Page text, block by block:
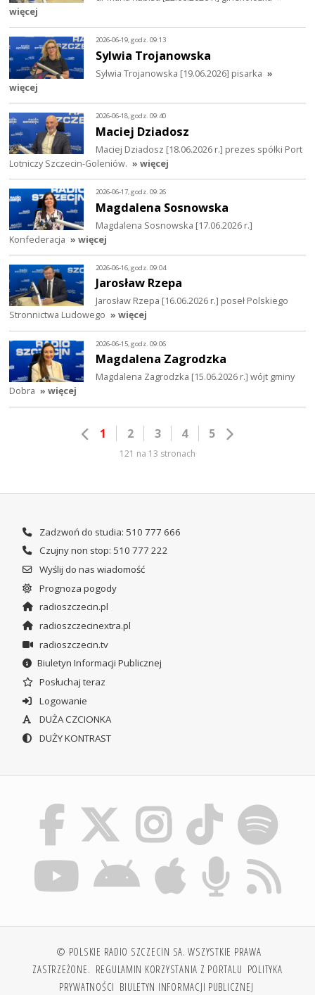
więcej
2026-06-19, godz. 09:13
Sylwia Trojanowska
Sylwia Trojanowska [19.06.2026] pisarka »
więcej
2026-06-18, godz. 09:40
Maciej Dziadosz
Maciej Dziadosz [18.06.2026 r.] prezes spółki Port
Lotniczy Szczecin-Goleniów. » więcej
2026-06-17, godz. 09:26
Magdalena Sosnowska
Magdalena Sosnowska [17.06.2026 r.]
Konfederacja » więcej
2026-06-16, godz. 09:04
Jarosław Rzepa
Jarosław Rzepa [16.06.2026 r.] poseł Polskiego
Stronnictwa Ludowego » więcej
2026-06-15, godz. 09:06
Magdalena Zagrodzka
Magdalena Zagrodzka [15.06.2026 r.] wójt gminy
Dobra » więcej
1 2 3 4 5
121 na 13 stronach
Zadzwoń do studia: 510 777 666
Czujny non stop: 510 777 222
Wyślij do nas wiadomość
Prognoza pogody
radioszczecin.pl
radioszczecinextra.pl
radioszczecin.tv
Biuletyn Informacji Publicznej
Posłuchaj teraz
Logowanie
DUŻA CZCIONKA
DUŻY KONTRAST
© POLSKIE RADIO SZCZECIN SA. WSZYSTKIE PRAWA
ZASTRZEŻONE. REGULAMIN KORZYSTANIA Z PORTALU POLITYKA
PRYWATNOŚCI BIULETYN INFORMACJI PUBLICZNEJ